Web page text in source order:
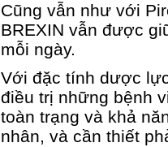
Cũng vẫn như với
BREXIN vẫn được
mỗi ngày.
Với đặc tính dược
điều trị những bệnh
toàn trạng và khả
nhân, và cần thiết